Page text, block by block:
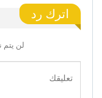
اترك رد
لن يتم